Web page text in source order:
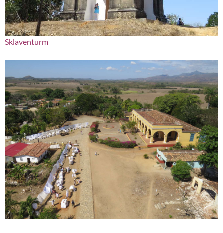
Sklaventurm